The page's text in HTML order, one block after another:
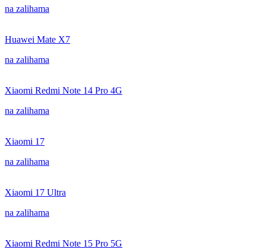
na zalihama
Huawei Mate X7
na zalihama
Xiaomi Redmi Note 14 Pro 4G
na zalihama
Xiaomi 17
na zalihama
Xiaomi 17 Ultra
na zalihama
Xiaomi Redmi Note 15 Pro 5G